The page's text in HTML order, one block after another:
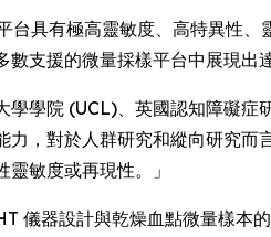
台具有極高靈敏度、高特異性
數支援的微量採樣平台中展現出
學學院 (UCL)、英國認知障礙
力，對於人群研究和縱向研究而
靈敏度或再現性。」
儀器設計與乾燥血點微量樣本